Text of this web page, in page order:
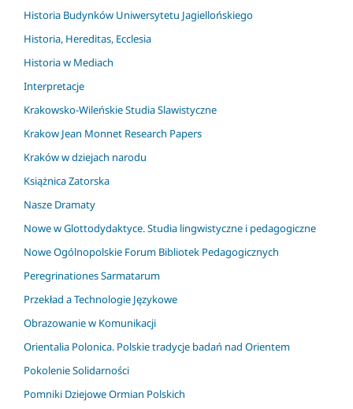
Historia Budynków Uniwersytetu Jagiellońskiego
Historia, Hereditas, Ecclesia
Historia w Mediach
Interpretacje
Krakowsko-Wileńskie Studia Slawistyczne
Krakow Jean Monnet Research Papers
Kraków w dziejach narodu
Książnica Zatorska
Nasze Dramaty
Nowe w Glottodydaktyce. Studia lingwistyczne i pedagogiczne
Nowe Ogólnopolskie Forum Bibliotek Pedagogicznych
Peregrinationes Sarmatarum
Przekład a Technologie Językowe
Obrazowanie w Komunikacji
Orientalia Polonica. Polskie tradycje badań nad Orientem
Pokolenie Solidarności
Pomniki Dziejowe Ormian Polskich